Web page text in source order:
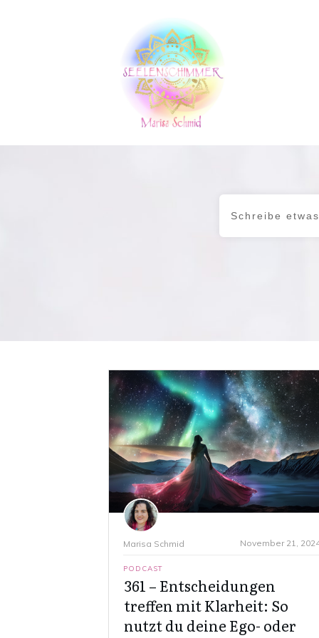
Marisa Schmid November 21,
PODCAST
361 – Entscheidungen
treffen mit Klarheit: So
nutzt du deine Ego- oder